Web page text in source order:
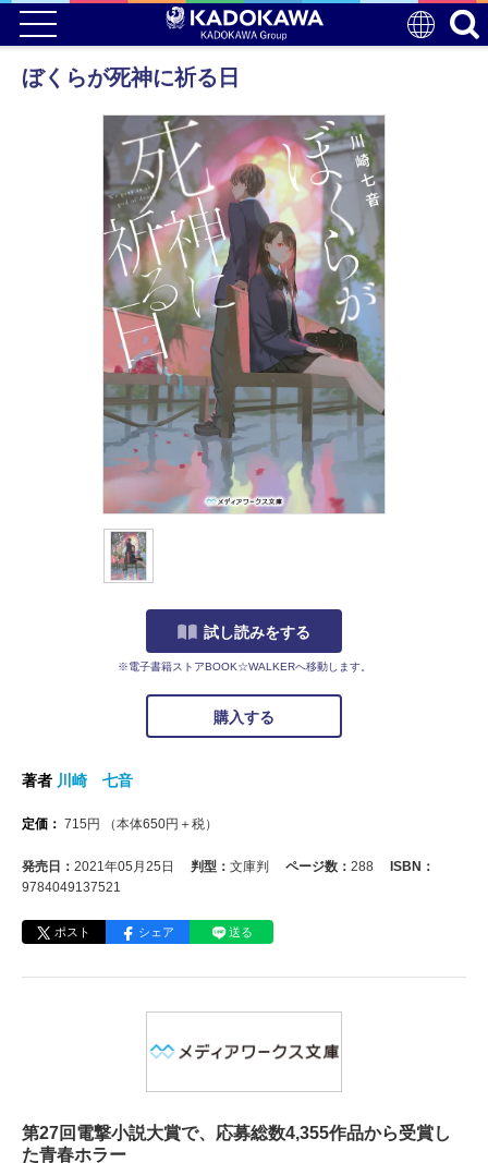
ぼくらが死神に祈る日
試し読みをする
※電子書籍ストアBOOK☆WALKERへ移動します。
購入する
著者 川崎 七音
定価： 715 円 （本体650円＋税）
発売日： 2021年05月25日 判型： 文庫判 ページ数： 288
ISBN：
9784049137521
ポスト シェア 送る
第27回電撃小説大賞で、応募総数4,355作品から受賞し
た青春ホラー